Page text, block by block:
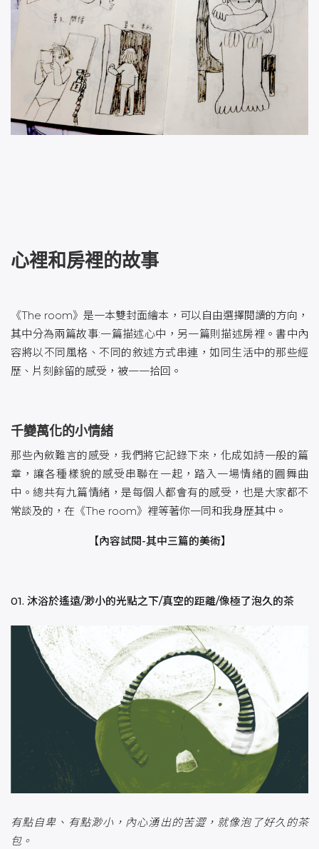
心裡和房裡的故事
《The room》是一本雙封面繪本，可以自由選擇閱讀的方向，
其中分為兩篇故事:一篇描述心中，另一篇則描述房裡。書中內
容將以不同風格、不同的敘述方式串連，如同生活中的那些經
歷、片刻餘留的感受，被一一拾回。
千變萬化的小情緒
那些內斂難言的感受，我們將它記錄下來，化成如詩一般的篇
章，讓各種樣貌的感受串聯在一起，踏入一場情緒的圓舞曲
中。總共有九篇情緒，是每個人都會有的感受，也是大家都不
常談及的，在《The room》裡等著你一同和我身歷其中。
【內容試閱-其中三篇的美術】
01. 沐浴於遙遠/渺小的光點之下/真空的距離/像極了泡久的茶
有點自卑、有點渺小，內心湧出的苦澀，就像泡了好久的茶
包。